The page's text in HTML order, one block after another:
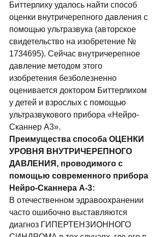
Биттерлиху удалось найти способ
оценки внутричерепного давления с
помощью ультразвука (авторское
свидетельство на изобретение №
1734695). Сейчас внутричерепное
давление методом этого
изобретения безболезненно
оценивается доктором Биттерлихом
у детей и взрослых с помощью
ультразвукового прибора «Нейро-
Сканнер A3».
Преимущества способа ОЦЕНКИ
УРОВНЯ ВНУТРИЧЕРЕПНОГО
ДАВЛЕНИЯ, проводимого с
помощью современного прибора
Нейро-Сканнера А-3:
В отечественном эдравоохранении
часто ошибочно выставляются
диагноз ГИПЕРТЕНЗИОННОГО